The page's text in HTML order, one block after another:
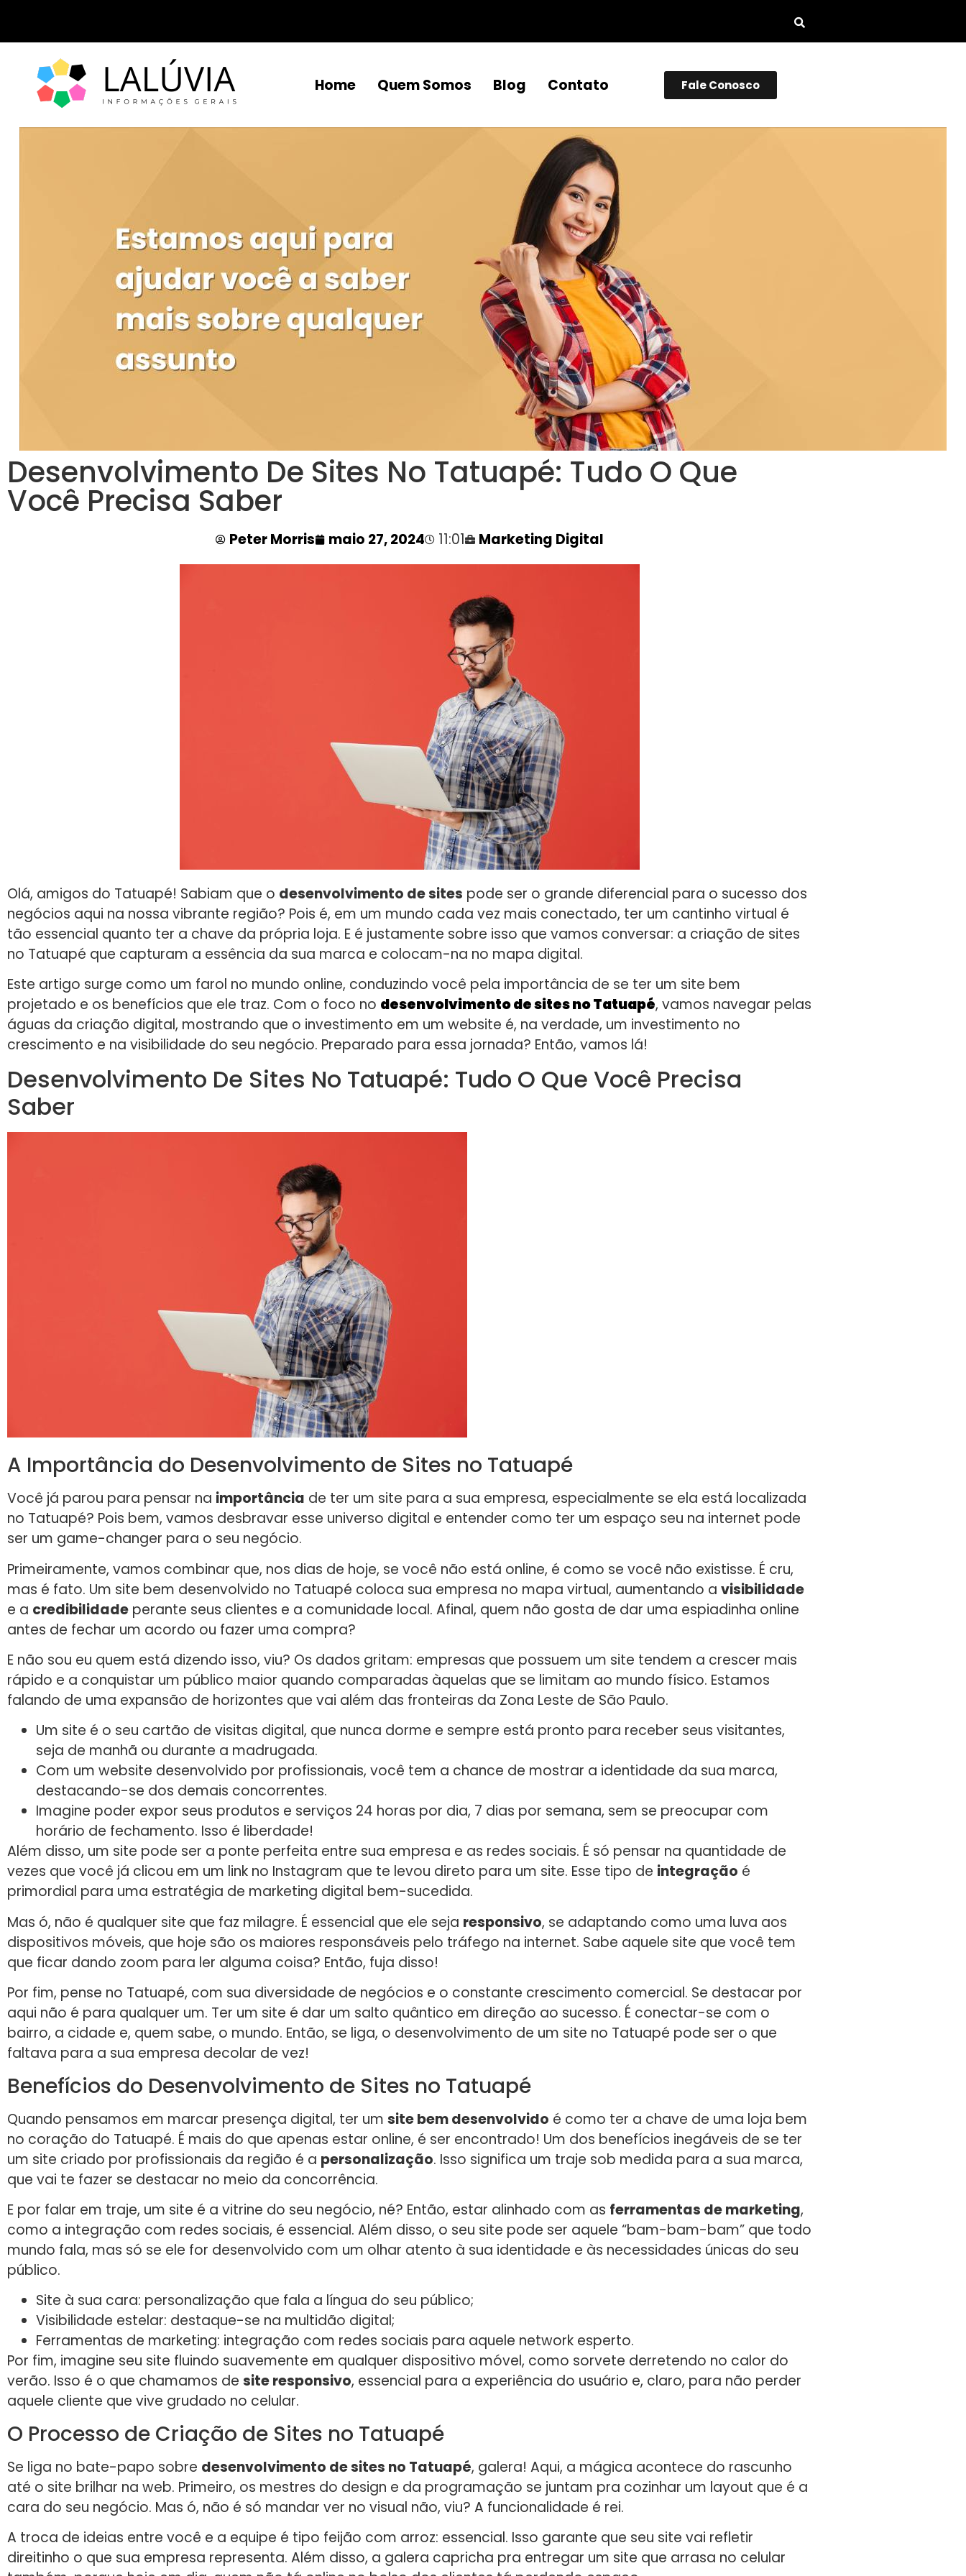
Home Quem Somos Blog Contato Fale Conosco
Desenvolvimento De Sites No Tatuapé: Tudo O Que
Você Precisa Saber
Peter Morris maio 27, 2024 11:01 Marketing Digital
Olá, amigos do Tatuapé! Sabiam que o desenvolvimento de sites pode ser o grande diferencial para o sucesso dos
negócios aqui na nossa vibrante região? Pois é, em um mundo cada vez mais conectado, ter um cantinho virtual é
tão essencial quanto ter a chave da própria loja. E é justamente sobre isso que vamos conversar: a criação de sites
no Tatuapé que capturam a essência da sua marca e colocam-na no mapa digital.
Este artigo surge como um farol no mundo online, conduzindo você pela importância de se ter um site bem
projetado e os benefícios que ele traz. Com o foco no desenvolvimento de sites no Tatuapé, vamos navegar pelas
águas da criação digital, mostrando que o investimento em um website é, na verdade, um investimento no
crescimento e na visibilidade do seu negócio. Preparado para essa jornada? Então, vamos lá!
Desenvolvimento De Sites No Tatuapé: Tudo O Que Você Precisa
Saber
A Importância do Desenvolvimento de Sites no Tatuapé
Você já parou para pensar na importância de ter um site para a sua empresa, especialmente se ela está localizada
no Tatuapé? Pois bem, vamos desbravar esse universo digital e entender como ter um espaço seu na internet pode
ser um game-changer para o seu negócio.
Primeiramente, vamos combinar que, nos dias de hoje, se você não está online, é como se você não existisse. É cru,
mas é fato. Um site bem desenvolvido no Tatuapé coloca sua empresa no mapa virtual, aumentando a visibilidade
e a credibilidade perante seus clientes e a comunidade local. Afinal, quem não gosta de dar uma espiadinha online
antes de fechar um acordo ou fazer uma compra?
E não sou eu quem está dizendo isso, viu? Os dados gritam: empresas que possuem um site tendem a crescer mais
rápido e a conquistar um público maior quando comparadas àquelas que se limitam ao mundo físico. Estamos
falando de uma expansão de horizontes que vai além das fronteiras da Zona Leste de São Paulo.
Um site é o seu cartão de visitas digital, que nunca dorme e sempre está pronto para receber seus visitantes,
seja de manhã ou durante a madrugada.
Com um website desenvolvido por profissionais, você tem a chance de mostrar a identidade da sua marca,
destacando-se dos demais concorrentes.
Imagine poder expor seus produtos e serviços 24 horas por dia, 7 dias por semana, sem se preocupar com
horário de fechamento. Isso é liberdade!
Além disso, um site pode ser a ponte perfeita entre sua empresa e as redes sociais. É só pensar na quantidade de
vezes que você já clicou em um link no Instagram que te levou direto para um site. Esse tipo de integração é
primordial para uma estratégia de marketing digital bem-sucedida.
Mas ó, não é qualquer site que faz milagre. É essencial que ele seja responsivo, se adaptando como uma luva aos
dispositivos móveis, que hoje são os maiores responsáveis pelo tráfego na internet. Sabe aquele site que você tem
que ficar dando zoom para ler alguma coisa? Então, fuja disso!
Por fim, pense no Tatuapé, com sua diversidade de negócios e o constante crescimento comercial. Se destacar por
aqui não é para qualquer um. Ter um site é dar um salto quântico em direção ao sucesso. É conectar-se com o
bairro, a cidade e, quem sabe, o mundo. Então, se liga, o desenvolvimento de um site no Tatuapé pode ser o que
faltava para a sua empresa decolar de vez!
Benefícios do Desenvolvimento de Sites no Tatuapé
Quando pensamos em marcar presença digital, ter um site bem desenvolvido é como ter a chave de uma loja bem
no coração do Tatuapé. É mais do que apenas estar online, é ser encontrado! Um dos benefícios inegáveis de se ter
um site criado por profissionais da região é a personalização. Isso significa um traje sob medida para a sua marca,
que vai te fazer se destacar no meio da concorrência.
E por falar em traje, um site é a vitrine do seu negócio, né? Então, estar alinhado com as ferramentas de marketing,
como a integração com redes sociais, é essencial. Além disso, o seu site pode ser aquele “bam-bam-bam” que todo
mundo fala, mas só se ele for desenvolvido com um olhar atento à sua identidade e às necessidades únicas do seu
público.
Site à sua cara: personalização que fala a língua do seu público;
Visibilidade estelar: destaque-se na multidão digital;
Ferramentas de marketing: integração com redes sociais para aquele network esperto.
Por fim, imagine seu site fluindo suavemente em qualquer dispositivo móvel, como sorvete derretendo no calor do
verão. Isso é o que chamamos de site responsivo, essencial para a experiência do usuário e, claro, para não perder
aquele cliente que vive grudado no celular.
O Processo de Criação de Sites no Tatuapé
Se liga no bate-papo sobre desenvolvimento de sites no Tatuapé, galera! Aqui, a mágica acontece do rascunho
até o site brilhar na web. Primeiro, os mestres do design e da programação se juntam pra cozinhar um layout que é a
cara do seu negócio. Mas ó, não é só mandar ver no visual não, viu? A funcionalidade é rei.
A troca de ideias entre você e a equipe é tipo feijão com arroz: essencial. Isso garante que seu site vai refletir
direitinho o que sua empresa representa. Além disso, a galera capricha pra entregar um site que arrasa no celular